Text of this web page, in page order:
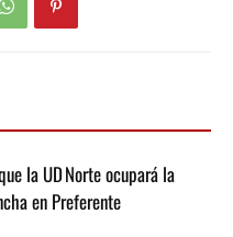
la UD Norte ocupará la
en Preferente